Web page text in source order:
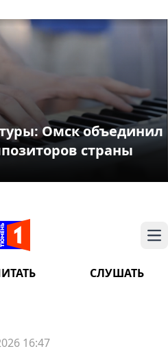
Омск объединил
страны
СЛУШАТЬ
16:47